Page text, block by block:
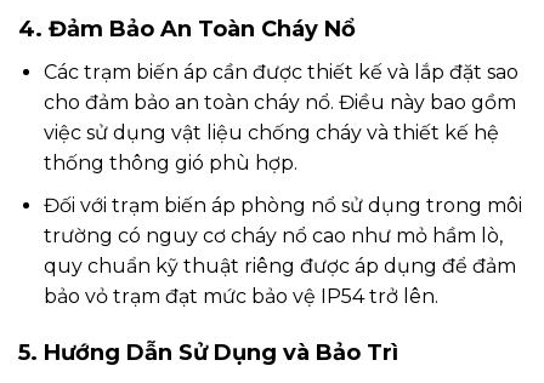
4. Đảm Bảo An Toàn Cháy Nổ
Các trạm biến áp cần được thiết kế và lắp đặt sao
cho đảm bảo an toàn cháy nổ. Điều này bao gồm
việc sử dụng vật liệu chống cháy và thiết kế hệ
thống thông gió phù hợp.
Đối với trạm biến áp phòng nổ sử dụng trong môi
trường có nguy cơ cháy nổ cao như mỏ hầm lò,
quy chuẩn kỹ thuật riêng được áp dụng để đảm
bảo vỏ trạm đạt mức bảo vệ IP54 trở lên.
5. Hướng Dẫn Sử Dụng và Bảo Trì